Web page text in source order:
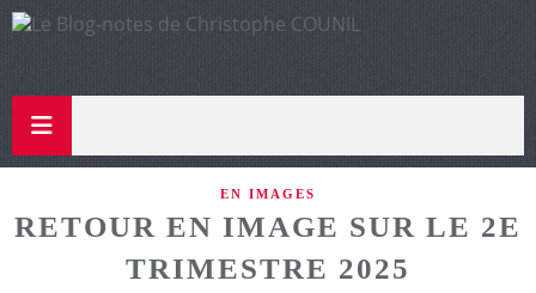
EN IMAGES
RETOUR EN IMAGE SUR LE 2E
TRIMESTRE 2025